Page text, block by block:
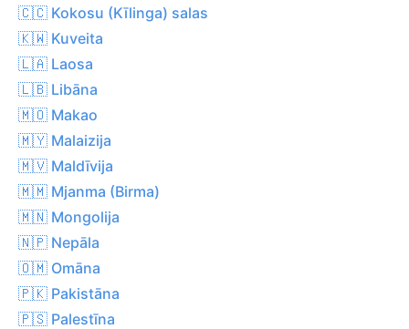
🇨🇨 Kokosu (Kīlinga) salas
🇰🇼 Kuveita
🇱🇦 Laosa
🇱🇧 Libāna
🇲🇴 Makao
🇲🇾 Malaizija
🇲🇻 Maldīvija
🇲🇲 Mjanma (Birma)
🇲🇳 Mongolija
🇳🇵 Nepāla
🇴🇲 Omāna
🇵🇰 Pakistāna
🇵🇸 Palestīna